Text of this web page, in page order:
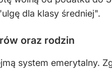
dla klasy średniej".
oraz rodzin
system emerytalny.